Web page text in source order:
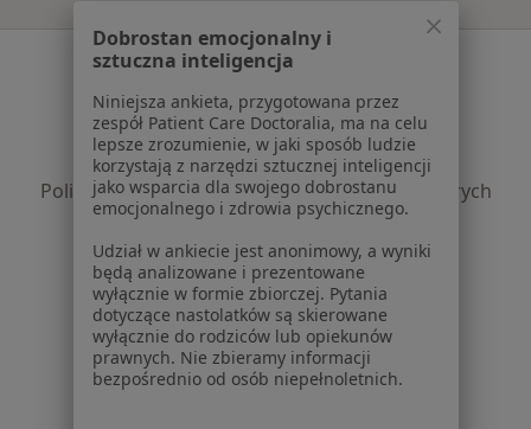
Serwis
Regulamin
Polityka prywatności pacjentów
Polityka prywatności profesjonalistów
Polityka prywatności dla profesjonalistów, których
dane pozyskaliśmy samodzielnie
Polityka cookies
Jak działają wyniki wyszukiwania
Dostępność
O nas
Praca Rekrutujemy!
Partnerzy
Dobrostan emocjonalny i
sztuczna inteligencja
Niniejsza ankieta, przygotowana przez
zespół Patient Care Doctoralia, ma na celu
lepsze zrozumienie, w jaki sposób ludzie
korzystają z narzędzi sztucznej inteligencji
jako wsparcia dla swojego dobrostanu
emocjonalnego i zdrowia psychicznego.
Udział w ankiecie jest anonimowy, a wyniki
będą analizowane i prezentowane
wyłącznie w formie zbiorczej. Pytania
dotyczące nastolatków są skierowane
wyłącznie do rodziców lub opiekunów
prawnych. Nie zbieramy informacji
bezpośrednio od osób niepełnoletnich.